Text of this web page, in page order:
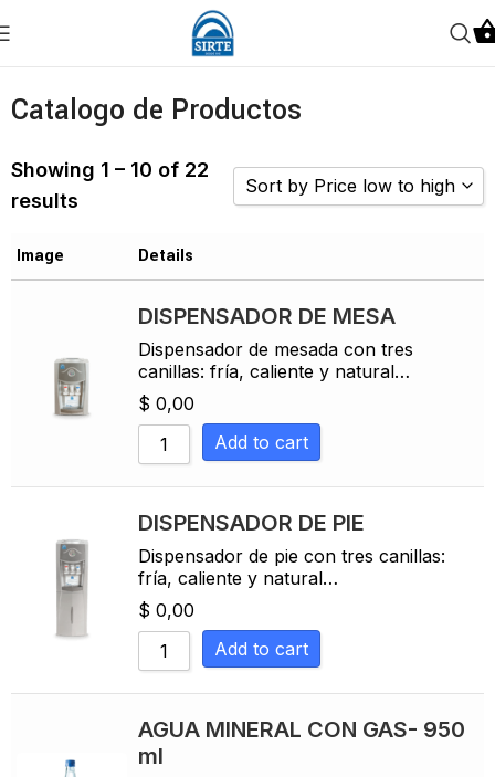
Catalogo de Productos
Showing 1 – 10 of 22
results
Sort by Price low to high
Sort by Rating
Sort by Price low to high
Sort by Price high to low
Sort by Name A - Z
Sort by Name Z - A
Image Details
DISPENSADOR DE MESA
Dispensador de mesada con tres
canillas: fría, caliente y natural…
$ 0,00
Add to cart
DISPENSADOR DE PIE
Dispensador de pie con tres canillas:
fría, caliente y natural…
$ 0,00
Add to cart
AGUA MINERAL CON GAS- 950
ml